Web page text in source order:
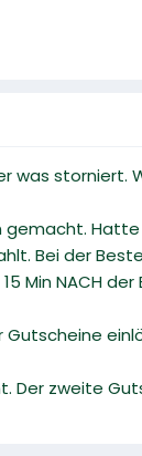
was storniert.
Bei der
Min NACH der
Der zweite